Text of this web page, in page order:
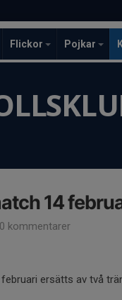
Flickor Pojkar
14
0 kommentarer
ersätts av två